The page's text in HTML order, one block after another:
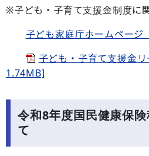
※子ども・子育て支援金制度に
子ども家庭庁ホームページ
子ども・子育て支援金リ
1.74MB]
令和8年度国民健康保
て